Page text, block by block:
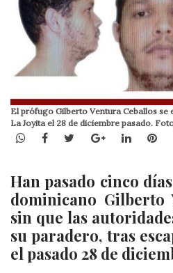
El prófugo Gilberto Ventura Ceballos
La Joyita el 28 de diciembre pasado.
WhatsApp
Facebook
TwitterGoogle+LinkedIn
Han pasado cinco
dominicano Gilberto
sin que las
su paradero, tras
el pasado 28 de